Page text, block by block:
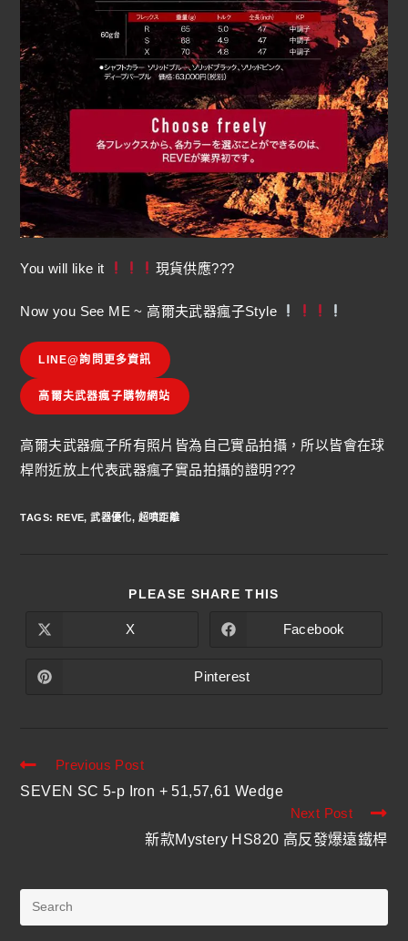
You will like it 現貨供應???
Now you See ME ~ 高爾夫武器瘋子Style
LINE@詢問更多資訊
高爾夫武器瘋子購物網站
高爾夫武器瘋子所有照片皆為自己實品拍攝，所以皆會在球
桿附近放上代表武器瘋子實品拍攝的證明???
TAGS: REVE, 武器優化, 超噴距離
PLEASE SHARE THIS
X Facebook
Pinterest
Previous Post
SEVEN SC 5-p Iron + 51,57,61 Wedge
Next Post
新款Mystery HS820 高反發爆遠鐵桿